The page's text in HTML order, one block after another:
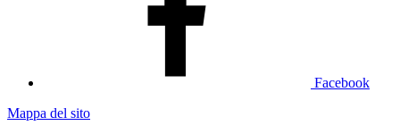
Facebook
Mappa del sito